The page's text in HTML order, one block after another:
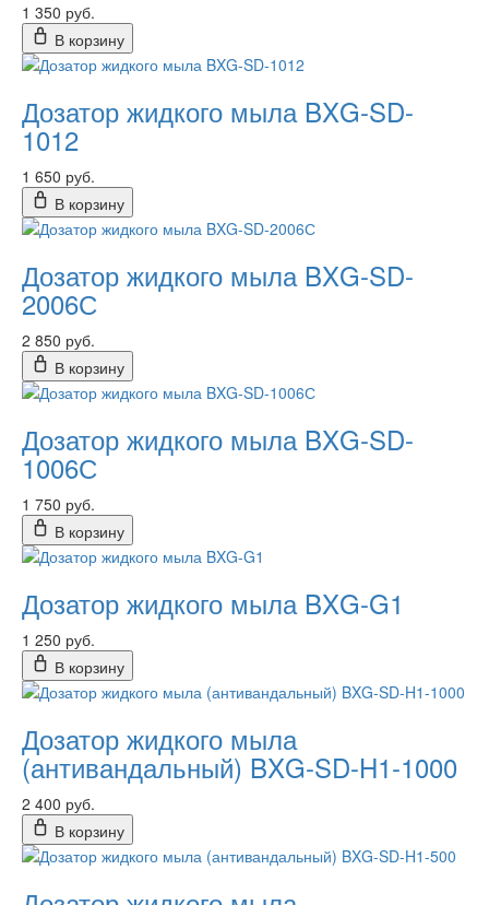
1 350 руб.
В корзину
Дозатор жидкого мыла BXG-SD-
1012
1 650 руб.
В корзину
Дозатор жидкого мыла BXG-SD-
2006С
2 850 руб.
В корзину
Дозатор жидкого мыла BXG-SD-
1006С
1 750 руб.
В корзину
Дозатор жидкого мыла BXG-G1
1 250 руб.
В корзину
Дозатор жидкого мыла
(антивандальный) BXG-SD-H1-1000
2 400 руб.
В корзину